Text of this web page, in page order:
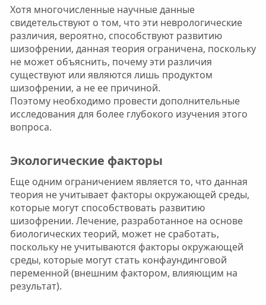
Хотя многочисленные научные данные
свидетельствуют о том, что эти неврологические
различия, вероятно, способствуют развитию
шизофрении, данная теория ограничена, поскольку
не может объяснить, почему эти различия
существуют или являются лишь продуктом
шизофрении, а не ее причиной.
Поэтому необходимо провести дополнительные
исследования для более глубокого изучения этого
вопроса.
Экологические факторы​
Еще одним ограничением является то, что данная
теория не учитывает факторы окружающей среды,
которые могут способствовать развитию
шизофрении. Лечение, разработанное на основе
биологических теорий, может не сработать,
поскольку не учитываются факторы окружающей
среды, которые могут стать конфаундинговой
переменной (внешним фактором, влияющим на
результат).